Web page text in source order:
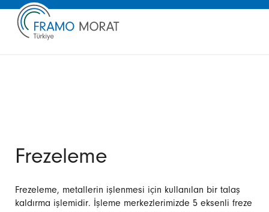
Frezeleme
Frezeleme, metallerin işlenmesi için kullanılan bir talaş
kaldırma işlemidir. İşleme merkezlerimizde 5 eksenli freze